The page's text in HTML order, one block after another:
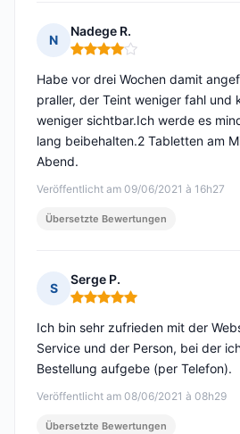
N
Nadege R.
Hinweis: 4 von 5
Veröffentlicht am 09/06/2021 à 16h27
Habe vor drei Wochen damit
praller, der Teint weniger fahl und
weniger sichtbar.Ich werde es
lang beibehalten.2 Tabletten am
Abend.
Übersetzte Bewertungen
S
Serge P.
Hinweis: 5 von 5
Veröffentlicht am 08/06/2021 à 08h29
Ich bin sehr zufrieden mit der
Service und der Person, bei der
Bestellung aufgebe (per Telefon).
Übersetzte Bewertungen